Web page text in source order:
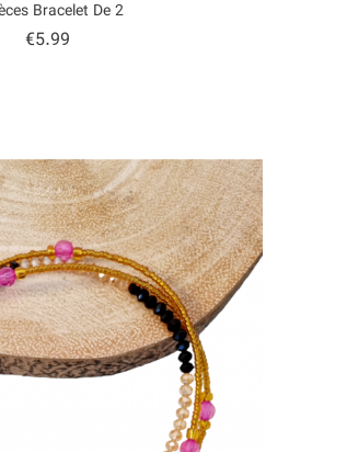
2 Pièces Bracelet De...
€5.99
Price